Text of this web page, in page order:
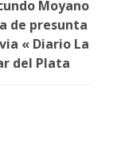
Moyano
de presunta
« Diario La
del Plata